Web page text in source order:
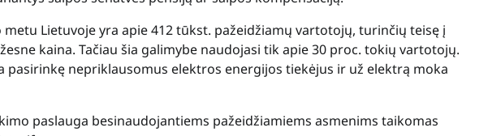
Lietuvoje yra apie 412 tūkst. pažeidžiamų vartotojų, turinčių teisę į
kaina. Tačiau šia galimybe naudojasi tik apie 30 proc. tokių vartotojų.
pasirinkę nepriklausomus elektros energijos tiekėjus ir už elektrą moka
paslauga besinaudojantiems pažeidžiamiems asmenims taikomas